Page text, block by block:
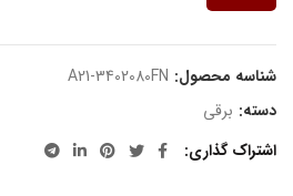
شناسه محصول: A21-3402080FN
دسته: برقی
اشتراک گذاری